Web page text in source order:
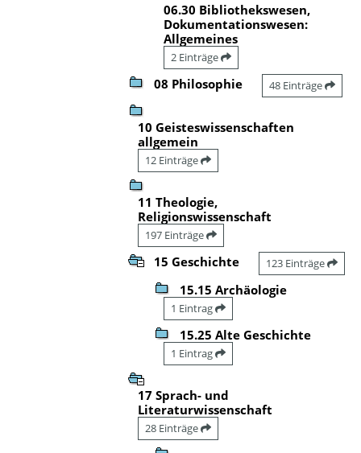
06.30 Bibliothekswesen,
Dokumentationswesen:
Allgemeines
2 Einträge
08 Philosophie 48 Einträge
10 Geisteswissenschaften
allgemein
12 Einträge
11 Theologie,
Religionswissenschaft
197 Einträge
15 Geschichte 123 Einträge
15.15 Archäologie
1 Eintrag
15.25 Alte Geschichte
1 Eintrag
17 Sprach- und
Literaturwissenschaft
28 Einträge